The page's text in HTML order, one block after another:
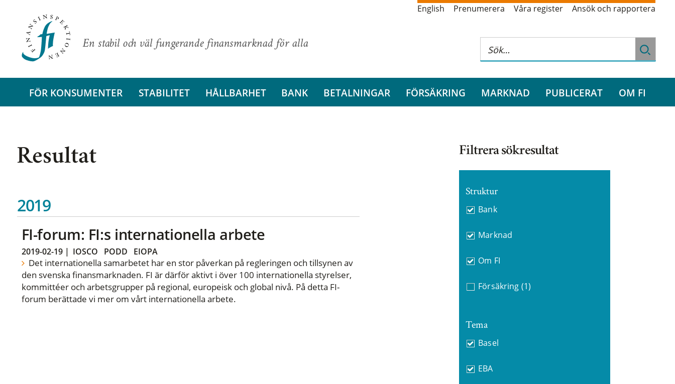
En stabil och väl fungerande finansmarknad för alla
English Prenumerera Våra register Ansök och rapportera
FÖR KONSUMENTER STABILITET HÅLLBARHET BANK BETALNINGAR FÖRSÄKRING MARKNAD PUBLICERAT OM FI
Resultat
2019
FI-forum: FI:s internationella arbete
2019-02-19| IOSCO PODD EIOPA
Det internationella samarbetet har en stor påverkan på regleringen och tillsynen av
den svenska finansmarknaden. FI är därför aktivt i över 100 internationella styrelser,
kommittéer och arbetsgrupper på regional, europeisk och global nivå. På detta FI-
forum berättade vi mer om vårt internationella arbete.
Filtrera sökresultat
Struktur
Bank
Marknad
Om FI
Försäkring (1)
Tema
Basel
EBA